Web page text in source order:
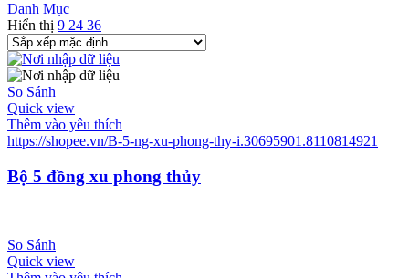
Danh Mục
Hiển thị 9 24 36
So Sánh
Quick view
Thêm vào yêu thích
https://shopee.vn/B-5-ng-xu-phong-thy-i.30695901.8110814921
Bộ 5 đồng xu phong thủy
So Sánh
Quick view